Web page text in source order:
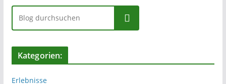
Suchen
Kategorien:
Erlebnisse